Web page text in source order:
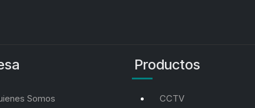
Somos
Productos
CCTV